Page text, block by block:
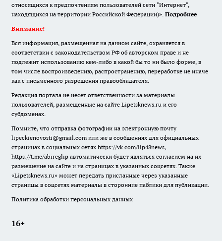
относящихся к предпочтениям пользователей сети "Интернет",
находящихся на территории Российской Федерации)». Подробнее
Внимание!
Вся информация, размещенная на данном сайте, охраняется в
соответствии с законодательством РФ об авторском праве и не
подлежит использованию кем-либо в какой бы то ни было форме, в
том числе воспроизведению, распространению, переработке не иначе
как с письменного разрешения правообладателя.
Редакция портала не несет ответственности за материалы
пользователей, размещенные на сайте Lipetsknews.ru и его
субдоменах.
Помните, что отправка фотографии на электронную почту
lipeckienovosti@gmail.com или же в сообщениях для официальных
страницах в социальных сетях https://vk.com/lip48news,
https://t.me/abireglip автоматически будет являться согласием на их
размещение на сайте и на страницах в указанных соцсетях. Также
«Lipetsknews.ru» может передать присланные через указанные
страницы в соцсетях материалы в сторонние паблики для публикации.
Политика обработки персональных данных
16+